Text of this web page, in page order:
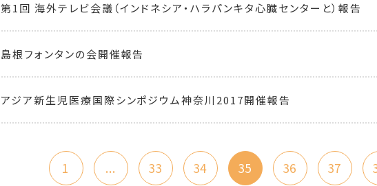
第1回 海外テレビ会議（インドネシア・ハラパンキタ心臓センターと）報告
島根フォンタンの会開催報告
アジア新生児医療国際シンポジウム神奈川2017開催報告
1 ... 33 34 35 36 37